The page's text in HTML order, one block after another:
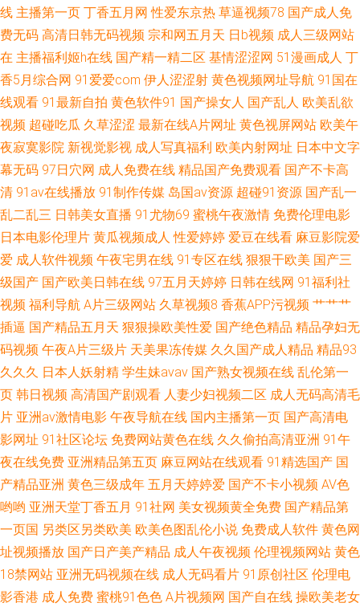
线 主播第一页 丁香五月网 性爱东京热 草逼视频78 国产成人免
费无码 高清日韩无码视频 宗和网五月天 日b视频 成人三级网站
在 主播福利姬h在线 国产精一精二区 基情涩涩网 51漫画成人 丁
香5月综合网 91爱爱com 伊人涩涩射 黄色视频网址导航 91国在
线观看 91最新自拍 黄色软件91 国产操女人 国产乱人 欧美乱欲
视频 超碰吃瓜 久草涩涩 最新在线A片网址 黄色视屏网站 欧美午
夜寂寞影院 新视觉影视 成人写真福利 欧美内射网址 日本中文字
幕无码 97日穴网 成人免费在线 精品国产免费观看 国产不卡高
清 91av在线播放 91制作传媒 岛国av资源 超碰91资源 国产乱一
乱二乱三 日韩美女直播 91尤物69 蜜桃午夜激情 免费伦理电影
日本电影伦理片 黄瓜视频成人 性爱婷婷 爱豆在线看 麻豆影院爱
爱 成人软件视频 午夜宅男在线 91专区在线 狠狠干欧美 国产三
级国产 国产欧美日韩在线 97五月天婷婷 日韩在线网 91福利社
视频 福利导航 A片三级网站 久草视频8 香蕉APP污视频 艹艹艹
插逼 国产精品五月天 狠狠操欧美性爱 国产绝色精品 精品孕妇无
码视频 午夜A片三级片 天美果冻传媒 久久国产成人精品 精品93
久久久 日本人妖射精 学生妹avav 国产熟女视频在线 乱伦第一
页 韩日视频 高清国产剧观看 人妻少妇视频二区 成人无码高清毛
片 亚洲av激情电影 午夜导航在线 国内主播第一页 国产高清电
影网址 91社区论坛 免费网站黄色在线 久久偷拍高清亚洲 91午
夜在线免费 亚洲精品第五页 麻豆网站在线观看 91精选国产 国
产精品亚洲 黄色三级成年 五月天婷婷爱 国产不卡小视频 AV色
哟哟 亚洲天堂丁香五月 91社网 美女视频黄全免费 国产精品第
一页国 另类区另类欧美 欧美色图乱伦小说 免费成人软件 黄色网
址视频播放 国产日产美产精品 成人午夜视频 伦理视频网站 黄色
18禁网站 亚洲无码视频在线 成人无码看片 91原创社区 伦理电
影香港 成人免费 蜜桃91色色 A片视频网 国产自在线 操欧美老女